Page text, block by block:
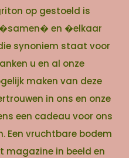
op gestoeld is
en �elkaar
synoniem staat voor
u en al onze
maken van deze
in ons en onze
een cadeau voor ons
Een vruchtbare bodem
magazine in beeld en